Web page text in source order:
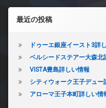
左サイドバー
最近の投稿
ドゥーエ銀座イースト3詳
ベルシードステアー大森北
VISTA豊島詳しい情報
シティウォーク王子デュー
アローマ王子本町詳しい情